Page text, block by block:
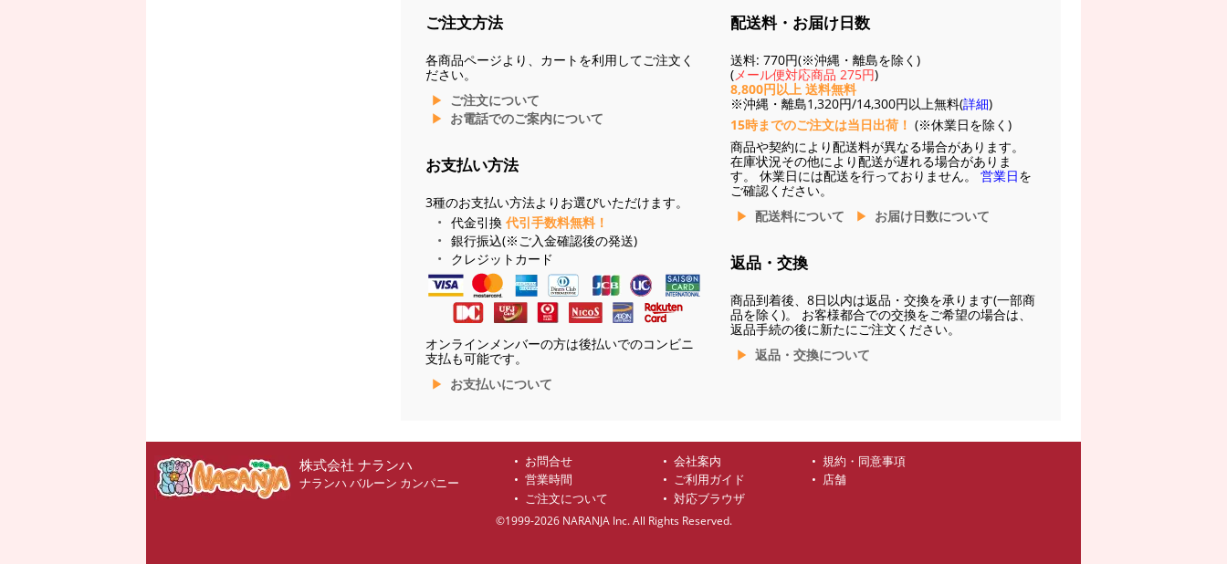
ご注文方法
各商品ページより、カートを利用してご注文く
ださい。
ご注文について
お電話でのご案内について
お支払い方法
3種のお支払い方法よりお選びいただけます。
代金引換 代引手数料無料！
銀行振込(※ご入金確認後の発送)
クレジットカード
オンラインメンバーの方は後払いでのコンビニ
支払も可能です。
お支払いについて
配送料・お届け日数
送料: 770円(※沖縄・離島を除く)
(メール便対応商品 275円)
8,800円以上 送料無料
※沖縄・離島1,320円/14,300円以上無料(詳細)
15時までのご注文は当日出荷！ (※休業日を除く)
商品や契約により配送料が異なる場合があります。
在庫状況その他により配送が遅れる場合がありま
す。 休業日には配送を行っておりません。 営業日を
ご確認ください。
配送料について
お届け日数について
返品・交換
商品到着後、8日以内は返品・交換を承ります(一部商
品を除く)。 お客様都合での交換をご希望の場合は、
返品手続の後に新たにご注文ください。
返品・交換について
株式会社 ナランハ
ナランハ バルーン カンパニー
お問合せ 会社案内
規約・同意事項
営業時間
ご利用ガイド
店舗
ご注文について
対応ブラウザ
©1999-2026 NARANJA Inc. All Rights Reserved.